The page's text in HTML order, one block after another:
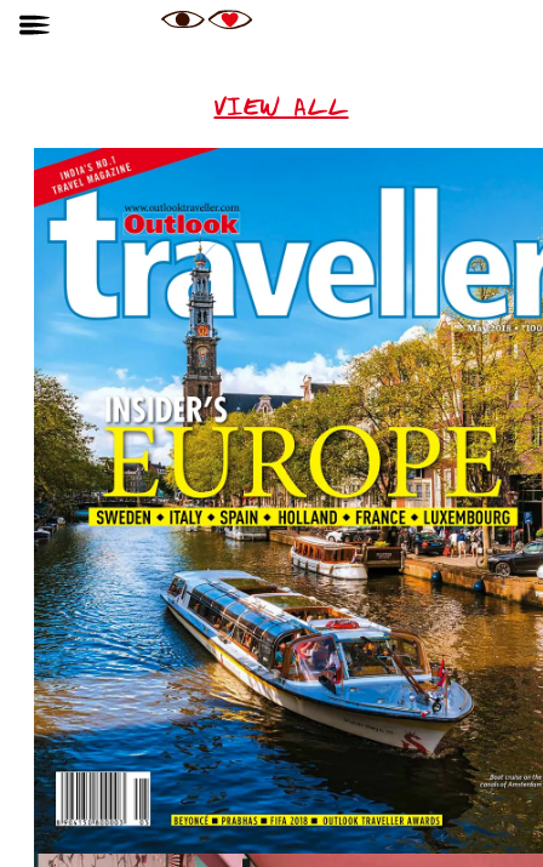
VIEW ALL